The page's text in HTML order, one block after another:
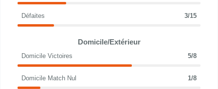
Défaites 3/15
Domicile/Extérieur
Domicile Victoires 5/8
Domicile Match Nul 1/8